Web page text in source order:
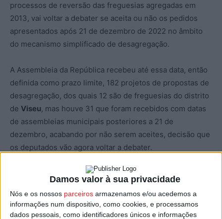
Damos valor à sua privacidade
Nós e os nossos parceiros armazenamos e/ou acedemos a
informações num dispositivo, como cookies, e processamos
dados pessoais, como identificadores únicos e informações
processos de reversão das freguesias agregadas em
2013, vai voltar a debater se aceita ou não os pedidos
apresentados após 21 de dezembro de 2022 no âmbito
do mecanismo simplificado de desagregação.
A Assembleia da República recebeu até essa data, então
definida como prazo limite, 182 projetos de propostas de
desagregação, dos quais 12 são de freguesias do distrito
de Viseu, mas houve 31 que foram recebidos com datas
de assembleias municipais posteriores a 21 de
dezembro, acabando por não serem aceites, decisão que
os deputados vão agora voltar a debater.
No distrito de Viseu há pedidos da atual
Freguesias de Carvalhal Redondo e Aguieira
Santar e Moreira, ambas no concelho deNelas, em
Sátão daUnião de Freguesias de Romãs, Decermilo e